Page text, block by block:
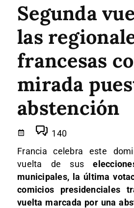
Segunda
las
francesas
mirada
abstención
140
Francia celebra este
vuelta de sus
municipales, la última
comicios presidenciales
vuelta marcada por una